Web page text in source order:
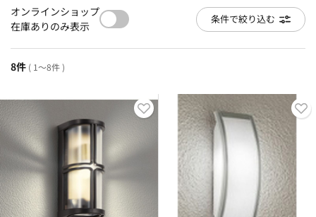
オンラインショップ
在庫ありのみ表示
条件で絞り込む
8件 ( 1～8件 )